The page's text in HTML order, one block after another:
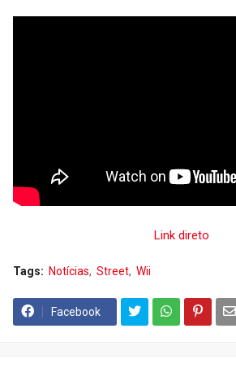
Link direto
Tags: Notícias Street Wii
Facebook